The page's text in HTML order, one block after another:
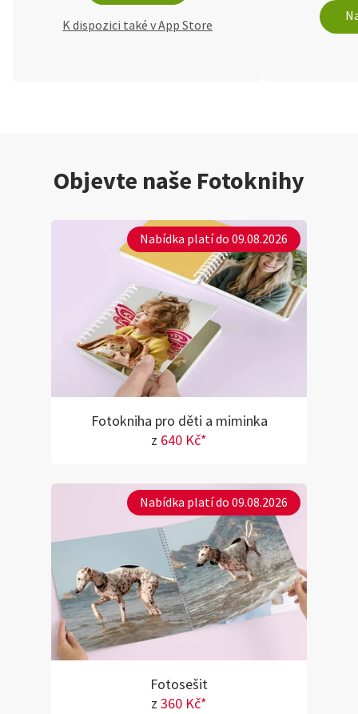
K dispozici také v App Store
Objevte naše Fotoknihy
Nabídka platí do 09.08.2026
Fotokniha pro děti a miminka
z 640 Kč*
Nabídka platí do 09.08.2026
Fotosešit
z 360 Kč*